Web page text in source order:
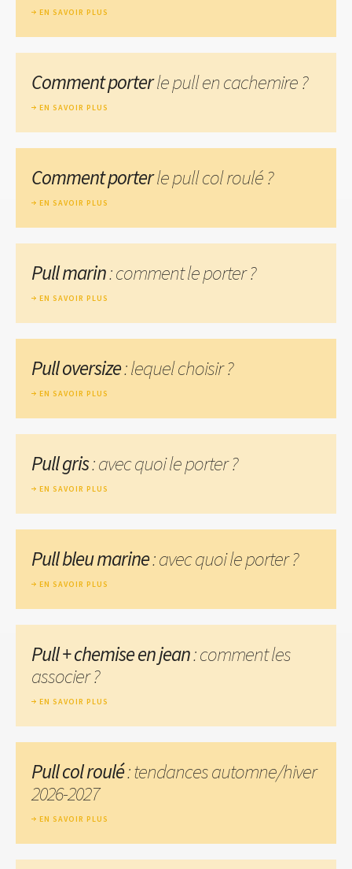
EN SAVOIR PLUS
Comment porterle pull en cachemire ?
EN SAVOIR PLUS
Comment porterle pull col roulé ?
EN SAVOIR PLUS
Pull marin: comment le porter ?
EN SAVOIR PLUS
Pull oversize: lequel choisir ?
EN SAVOIR PLUS
Pull gris: avec quoi le porter ?
EN SAVOIR PLUS
Pull bleu marine: avec quoi le porter ?
EN SAVOIR PLUS
Pull + chemise en jean: comment les
associer ?
EN SAVOIR PLUS
Pull col roulé: tendances automne/hiver
2026-2027
EN SAVOIR PLUS